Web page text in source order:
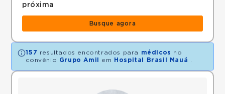
próxima
Busque agora
157 resultados encontrados para médicos no
convênio Grupo Amil em Hospital Brasil Mauá